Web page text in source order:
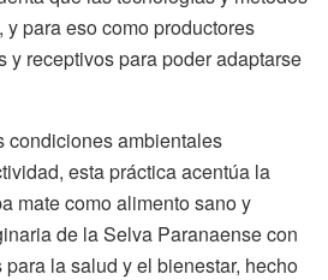
para eso como productores
y receptivos para poder adaptarse
condiciones ambientales
esta práctica acentúa la
mate como alimento sano y
de la Selva Paranaense con
la salud y el bienestar, hecho